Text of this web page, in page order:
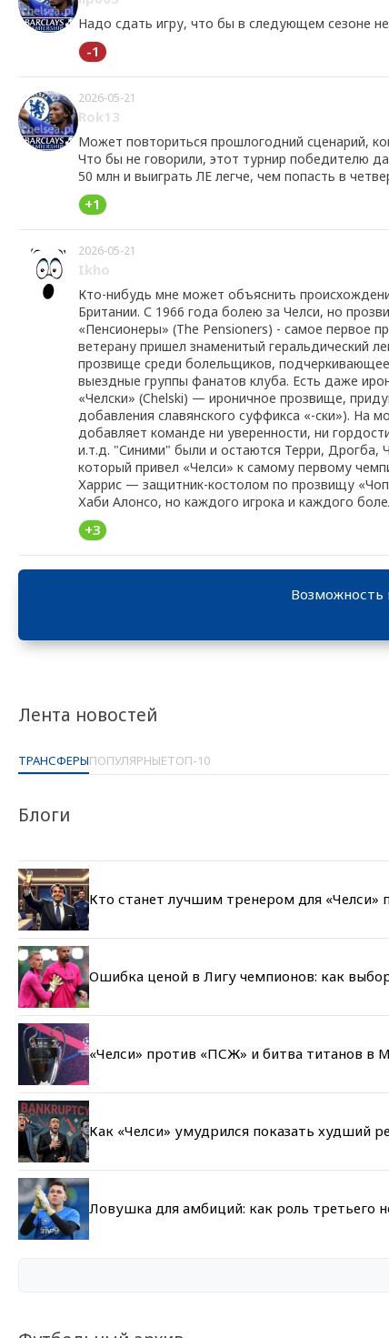
Лента новостей
ТРАНСФЕРЫПОПУЛЯРНЫЕТОП-10
Блоги
Кто станет лучшим тренером для «Челси»
Ошибка ценой в Лигу чемпионов: как
«Челси» против «ПСЖ» и битва титанов в
Как «Челси» умудрился показать худший
Ловушка для амбиций: как роль третьего
Надо сдать игру, что бы в следующем сезоне
-1
2026-05-21
Rok13
Может повториться прошлогодний сценарий,
Что бы не говорили, этот турнир победителю
50 млн и выиграть ЛЕ легче, чем попасть в
+1
2026-05-21
Ikho
Кто-нибудь мне может объяснить
Британии. С 1966 года болею за Челси, но
«Пенсионеры» (The Pensioners) - самое первое
ветерану пришел знаменитый геральдический
прозвище среди болельщиков, подчеркивающее
выездные группы фанатов клуба. Есть даже
«Челски» (Chelski) — ироничное прозвище,
добавления славянского суффикса «-ски»). На
добавляет команде ни уверенности, ни
и.т.д. "Синими" были и остаются Терри, Дрогба,
который привел «Челси» к самому первому
Харрис — защитник-костолом по прозвищу
Хаби Алонсо, но каждого игрока и каждого
+3
Возможность